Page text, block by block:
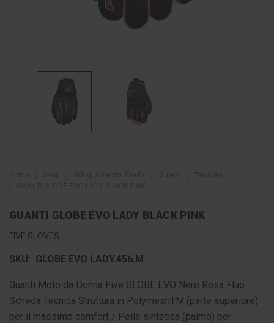
GUANTI GLOBE EVO LADY BLACK PINK
FIVE GLOVES
SKU: GLOBE EVO LADY.456.M
Guanti Moto da Donna Five GLOBE EVO Nero Rosa Fluo
Scheda Tecnica Struttura in PolymeshTM (parte superiore)
per il massimo comfort / Pelle sintetica (palmo) per